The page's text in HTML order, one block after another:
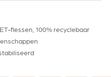
flessen, 100% recyclebaar